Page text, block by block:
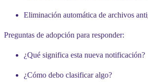
Eliminación automática de archivos
Preguntas de adopción para responder:
¿Qué significa esta nueva notificación?
¿Cómo debo clasificar algo?